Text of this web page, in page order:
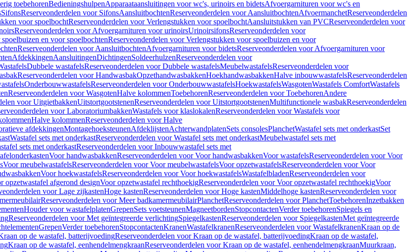
toebehorenBedieningshulpenApparaataansluitingen voor wc's, urinoirs en bidetsAfvoergarnituren voor wc's en
SifonsReserveonderdelen voor SifonsAansluitbochtenReserveonderdelen voor AansluitbochtenAfvoermanchetReserveonderdelen
voor spoelbochtReserveonderdelen voor Verlengstukken voor spoelbochtAansluitstukken van PVCReserveonderdelen voor
Reserveonderdelen voor Afvoergarnituren voor urinoirsUrinoirsifonsReserveonderdelen voor
en voor spoelbochtenReserveonderdelen voor Verlengstukken voor spoelbuizen en voor
Reserveonderdelen voor AansluitbochtenAfvoergarnituren voor bidetsReserveonderdelen voor Afvoergarnituren voor
AfdekkingenAansluitingenDichtingenSoldeerhulzenReserveonderdelen voor
Dubbele wastafelsReserveonderdelen voor Dubbele wastafelsMeubelwastafelsReserveonderdelen voor
Reserveonderdelen voor HandwasbakOpzethandwasbakkenHoekhandwasbakkenHalve inbouwwastafelsReserveonderdelen
OnderbouwwastafelsReserveonderdelen voor OnderbouwwastafelsHoekwastafelsWasgotenWastafels ComfortWastafels
Reserveonderdelen voor WasgotenHalve kolommenToebehorenReserveonderdelen voor ToebehorenAndere
voor UitgietbakkenUitstortgootstenenReserveonderdelen voor UitstortgootstenenMultifunctionele wasbakReserveonderdelen
voor LaboratoriumbakkenWastafels voor klaslokalenReserveonderdelen voor Wastafels voor
Halve kolommenReserveonderdelen voor Halve
afdekkingenMontagehoeksteunenAfdeklijstenAchterwandplatenSets consolesPlanchetWastafel sets met onderkastSet
Wastafel sets met onderkastReserveonderdelen voor Wastafel sets met onderkastMeubelwastafel sets met
sets met onderkastReserveonderdelen voor Inbouwwastafel sets met
Voor handwasbakkenReserveonderdelen voor Voor handwasbakkenVoor wastafelsReserveonderdelen voor Voor
Voor meubelwastafelsReserveonderdelen voor Voor meubelwastafelsVoor opzetwastafelsReserveonderdelen voor Voor
Voor hoekwastafelsReserveonderdelen voor Voor hoekwastafelsWastafelbladenReserveonderdelen voor
opzetwastafel afgerond designVoor opzetwastafel rechthoekigReserveonderdelen voor Voor opzetwastafel rechthoekigVoor
voor Lage zijkastenHoge kastenReserveonderdelen voor Hoge kastenMiddelhoge kastenReserveonderdelen voor
Reserveonderdelen voor Meer badkamermeubilairPlanchetReserveonderdelen voor PlanchetToebehorenInzetbakken
Houder voor wastafelplatenGrepenSets voetsteunenMagneetbordenStopcontactenVerder toebehorenSpiegels en
Reserveonderdelen voor Met geïntegreerde verlichtingSpiegelkastenReserveonderdelen voor SpiegelkastenMet geïntegreerde
GrepenVerder toebehorenStopcontactenKranenWastafelkranenReserveonderdelen voor WastafelkranenKraan op de
op de wastafel, batterijvoedingReserveonderdelen voor Kraan op de wastafel, batterijvoedingKraan op de wastafel,
Kraan op de wastafel, eenhendelmengkraanReserveonderdelen voor Kraan op de wastafel, eenhendelmengkraanMuurkraan,